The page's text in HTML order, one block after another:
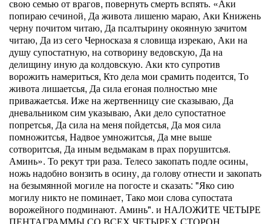
свою семью от врагов, повернуть смерть вспять. «Аки
попираю сечиной, Да живота лишеню мараю, Аки Книжень
черну почитом читаю, Да псалтырину окоянную зачитом
читаю, Да из сего Черносказа я словища изрекаю, Аки на
душу супостатную, на сотворину ведовскую, Да на
делищину иную да колдовскую. Аки кто супротив
ворожить намериться, Кто дела мои срамить подеится, То
живота лишаетсья, Да сила егоная полностью мне
приважаетсья. Иже на жертвенницу сие сказываю, Да
дневальником сим указываю, Аки дело супостатное
попретсья, Да сила на меня пойдетсья, Да моя сила
помножитсья, Надвое умножитсья, Да мне выше
сотворитсья, Да иным ведьмакам в прах порушитсья.
Аминь». То рекут три раза. Телесо закопать подле осины,
ножь надобно вонзить в осину, да голову отнести и закопать
на безымянной могиле на погосте и сказать: "Яко сию
могилу никто не поминает, Тако мои слова супостата
ворожейного подминают. Аминь". и НАЛОЖИТЕ ЧЕТЫРЕ